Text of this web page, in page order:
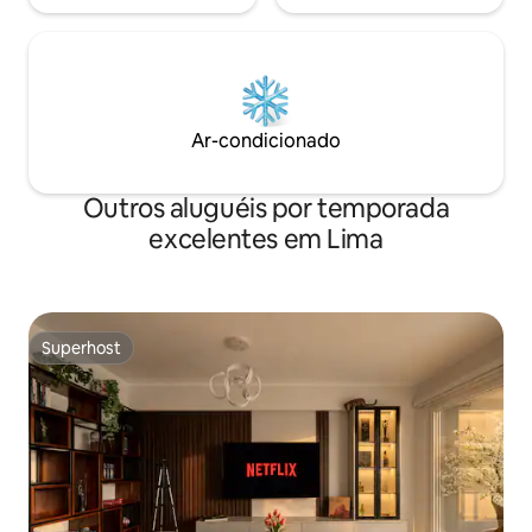
Ar-condicionado
Outros aluguéis por temporada
excelentes em Lima
Superhost
Superhost